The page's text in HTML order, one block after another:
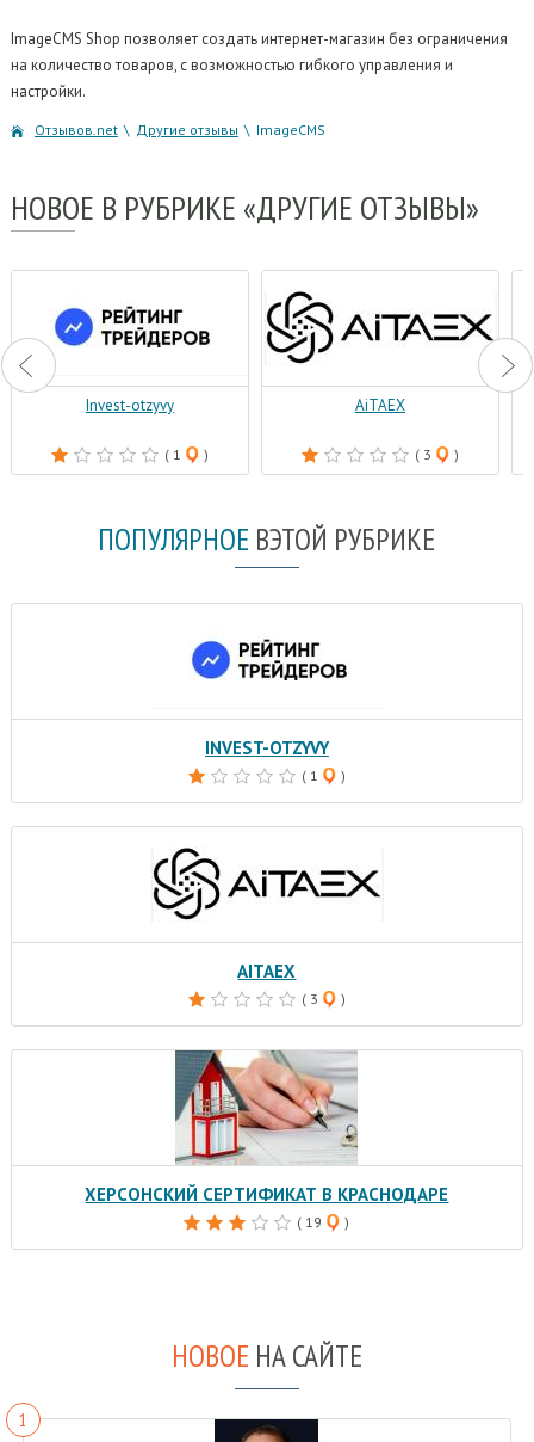
ImageCMS Shop позволяет создать интернет-магазин без ограничения
на количество товаров, с возможностью гибкого управления и
настройки.
Отзывов.net \ Другие отзывы \ ImageCMS
НОВОЕ В РУБРИКЕ «ДРУГИЕ ОТЗЫВЫ»
Invest-otzyvy
( 1 )
AiTAEX
( 3 )
ПОПУЛЯРНОЕ ВЭТОЙ РУБРИКЕ
INVEST-OTZYVY
( 1 )
AITAEX
( 3 )
ХЕРСОНСКИЙ СЕРТИФИКАТ В КРАСНОДАРЕ
( 19 )
НОВОЕ НА САЙТЕ